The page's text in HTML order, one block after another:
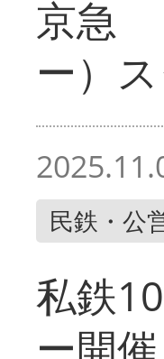
京急
ー）
民鉄・公
私鉄
ー開